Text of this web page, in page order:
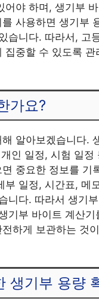
야 하며, 생기부
사용하면 생기부
습니다. 따라서, 고
중할 수 있도록 관
가요?
알아보겠습니다.
인 일정, 시험 일
중요한 정보를 기
일정, 시간표, 메
니다. 따라서 생기
기부 바이트 계산
하게 보관하는 것
생기부 용량